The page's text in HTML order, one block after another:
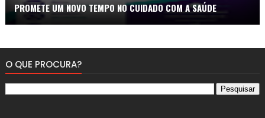
PROMETE UM NOVO TEMPO NO CUIDADO COM A SAÚDE
O QUE PROCURA?